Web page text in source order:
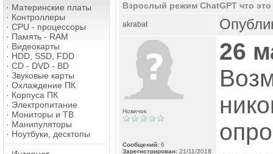
· Материнские платы
· Контроллеры
· CPU - процессоры
· Память - RAM
· Видеокарты
· HDD, SSD, FDD
· CD - DVD - BD
· Звуковые карты
· Охлаждение ПК
· Корпуса ПК
· Электропитание
· Мониторы и ТВ
· Манипуляторы
· Ноутбуки, десктопы
Взрослый режим ChatGPT что это
akrabat
Новичок
Сообщений: 6
Зарегистрирован: 21/11/2018
26